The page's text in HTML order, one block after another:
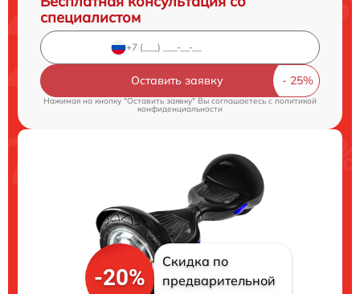
специалистом
Оставить заявку
Нажимая на кнопку "Оставить заявку" Вы соглашаетесь cполитикой
конфиденциальности
-20%
Скидка по
предварительной